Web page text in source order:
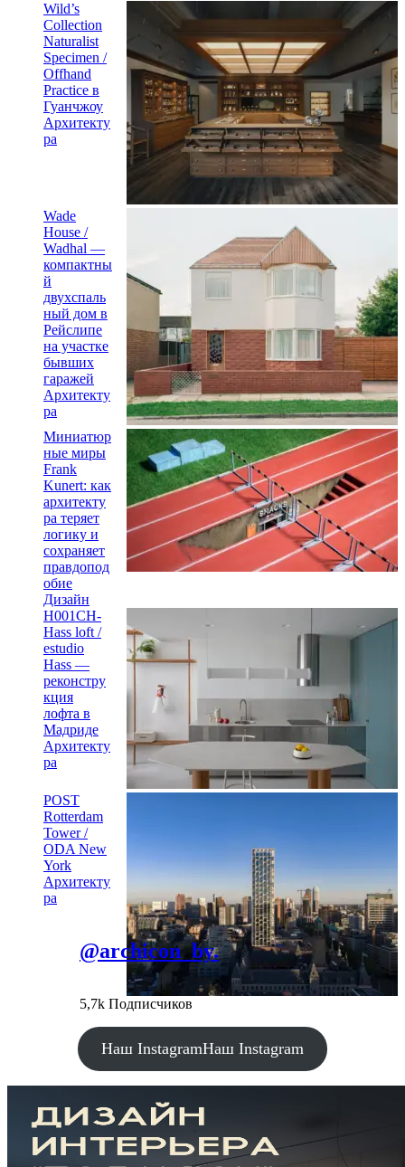
Wild’s
Collection
Naturalist
Specimen /
Offhand
Practice в
Гуанчжоу
Архитекту
ра
Wade
House /
Wadhal —
компактны
й
двухспаль
ный дом в
Рейслипе
на участке
бывших
гаражей
Архитекту
ра
Миниатюр
ные миры
Frank
Kunert: как
архитекту
ра теряет
логику и
сохраняет
правдопод
обие
Дизайн
H001CH-
Hass loft /
estudio
Hass —
реконстру
кция
лофта в
Мадриде
Архитекту
ра
POST
Rotterdam
Tower /
ODA New
York
Архитекту
ра
@archicon_by.
5,7k Подписчиков
Наш InstagramНаш Instagram